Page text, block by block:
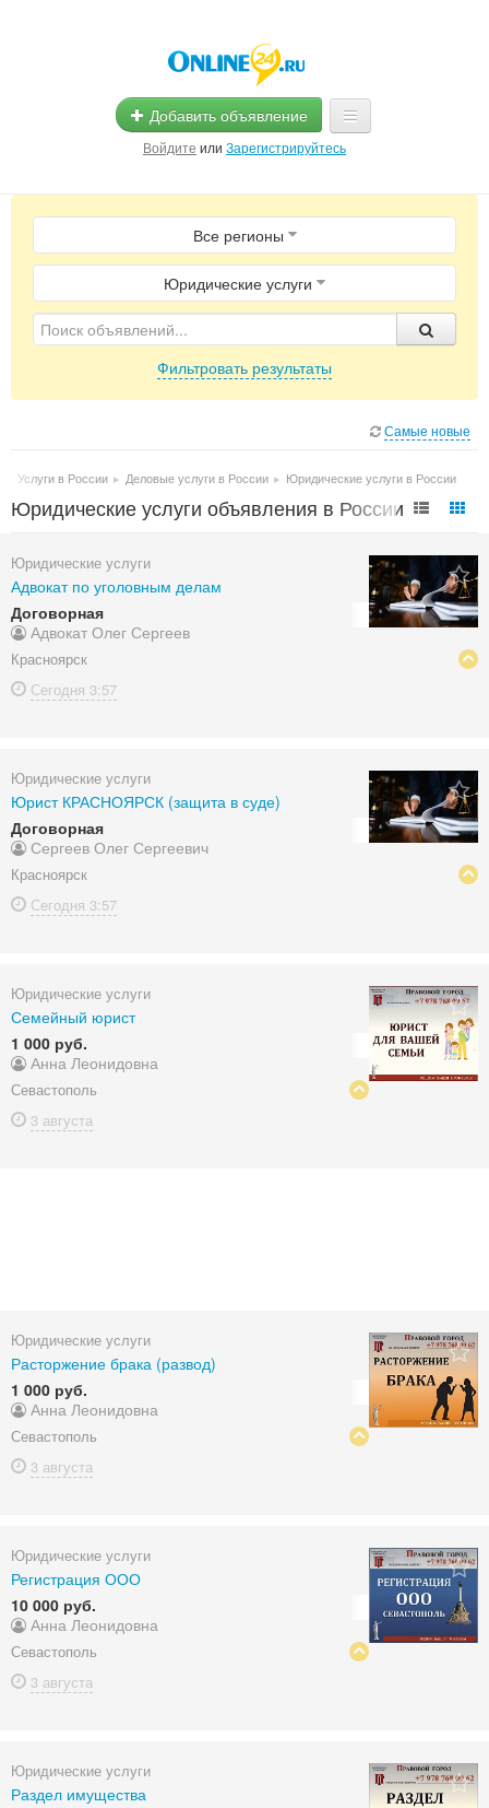
Добавить объявление
Войдите или Зарегистрируйтесь
Главная
Помощь
Услуги
Магазины
Все регионы
Юридические услуги
Фильтровать результаты
Самые новые
Услуги в России ▸ Деловые услуги в России ▸ Юридические услуги в России
Юридические услуги объявления в России
Юридические услуги
Адвокат по уголовным делам
Договорная
Адвокат Олег Сергеев
Красноярск
Сегодня 3:57
Юридические услуги
Юрист КРАСНОЯРСК (защита в суде)
Договорная
Сергеев Олег Сергеевич
Красноярск
Сегодня 3:57
Юридические услуги
Семейный юрист
1 000 руб.
Анна Леонидовна
Севастополь
3 августа
Юридические услуги
Расторжение брака (развод)
1 000 руб.
Анна Леонидовна
Севастополь
3 августа
Юридические услуги
Регистрация ООО
10 000 руб.
Анна Леонидовна
Севастополь
3 августа
Юридические услуги
Раздел имущества